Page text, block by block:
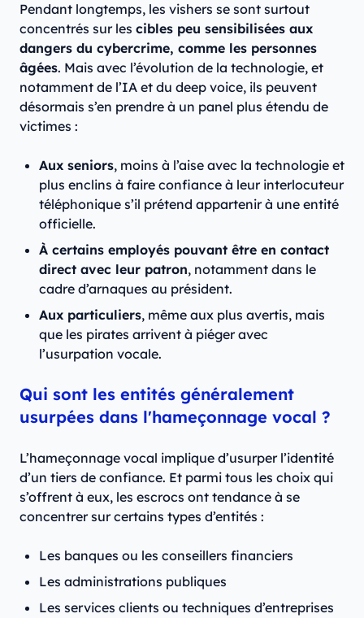
Pendant longtemps, les vishers se sont surtout
concentrés sur les cibles peu sensibilisées aux
dangers du cybercrime, comme les personnes
âgées. Mais avec l’évolution de la technologie, et
notamment de l’IA et du deep voice, ils peuvent
désormais s’en prendre à un panel plus étendu de
victimes :
Aux seniors, moins à l’aise avec la technologie et
plus enclins à faire confiance à leur interlocuteur
téléphonique s’il prétend appartenir à une entité
officielle.
À certains employés pouvant être en contact
direct avec leur patron, notamment dans le
cadre d’arnaques au président.
Aux particuliers, même aux plus avertis, mais
que les pirates arrivent à piéger avec
l’usurpation vocale.
Qui sont les entités généralement
usurpées dans l'hameçonnage vocal ?
L’hameçonnage vocal implique d’usurper l’identité
d’un tiers de confiance. Et parmi tous les choix qui
s’offrent à eux, les escrocs ont tendance à se
concentrer sur certains types d’entités :
Les banques ou les conseillers financiers
Les administrations publiques
Les services clients ou techniques d’entreprises